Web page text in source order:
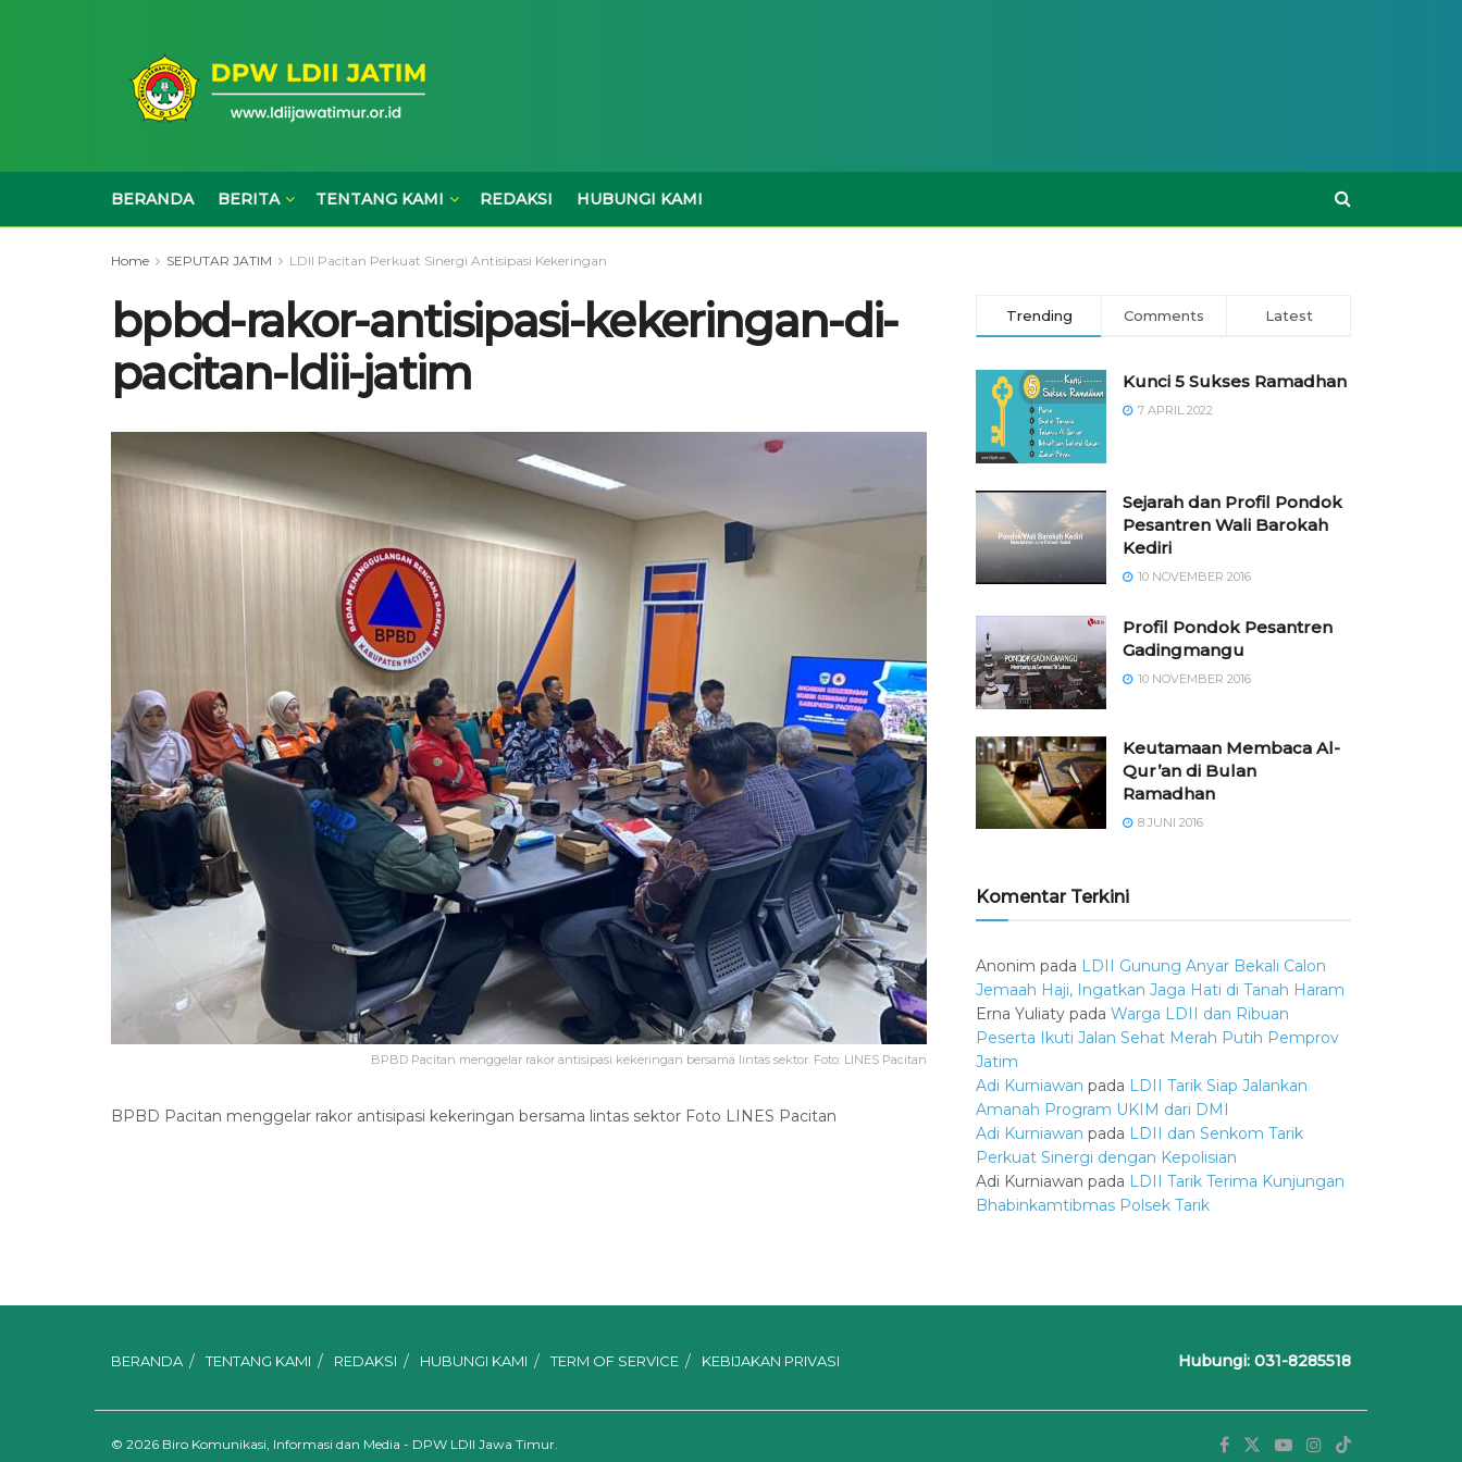
BERANDA BERITA TENTANG KAMI REDAKSI HUBUNGI KAMI
Home SEPUTAR JATIM LDII Pacitan Perkuat Sinergi Antisipasi Kekeringan
bpbd-rakor-antisipasi-kekeringan-di-
pacitan-ldii-jatim
BPBD Pacitan menggelar rakor antisipasi kekeringan bersama lintas sektor. Foto: LINES Pacitan
BPBD Pacitan menggelar rakor antisipasi kekeringan bersama lintas sektor Foto LINES Pacitan
Trending Comments Latest
Kunci 5 Sukses Ramadhan
7 APRIL 2022
Sejarah dan Profil Pondok
Pesantren Wali Barokah
Kediri
10 NOVEMBER 2016
⁠⁠⁠Profil Pondok Pesantren
Gadingmangu
10 NOVEMBER 2016
Keutamaan Membaca Al-
Qur’an di Bulan
Ramadhan
8 JUNI 2016
Komentar Terkini
Anonim pada LDII Gunung Anyar Bekali Calon
Jemaah Haji, Ingatkan Jaga Hati di Tanah Haram
Erna Yuliaty pada Warga LDII dan Ribuan
Peserta Ikuti Jalan Sehat Merah Putih Pemprov
Jatim
Adi Kurniawan pada LDII Tarik Siap Jalankan
Amanah Program UKIM dari DMI
Adi Kurniawan pada LDII dan Senkom Tarik
Perkuat Sinergi dengan Kepolisian
Adi Kurniawan pada LDII Tarik Terima Kunjungan
Bhabinkamtibmas Polsek Tarik
BERANDA TENTANG KAMI REDAKSI HUBUNGI KAMI TERM OF SERVICE KEBIJAKAN PRIVASI Hubungi: 031-8285518
© 2026 Biro Komunikasi, Informasi dan Media - DPW LDII Jawa Timur.